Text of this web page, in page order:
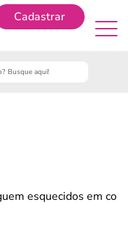
Cadastrar
esquecidos em